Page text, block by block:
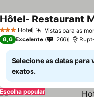
3 EstrelasHotel Vistas para as
Hôtel- Restaurant
8,6 Excelente 266
Selecione as datas para
exatos.
Escolha popular